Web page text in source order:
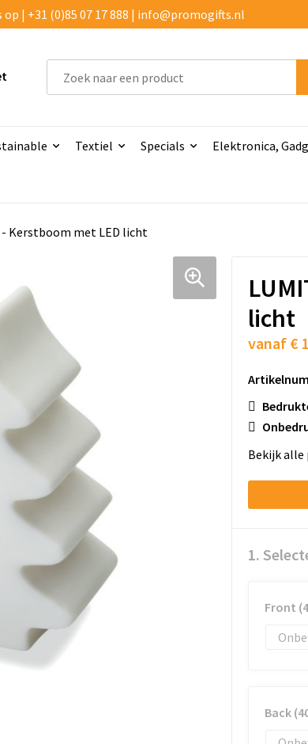
| +31 (0)85 07 17 888 | info@promogifts.nl
Textiel Specials Elektronica,
- Kerstboom met LED licht
licht
vanaf €
Bekijk
1.
Front
Back